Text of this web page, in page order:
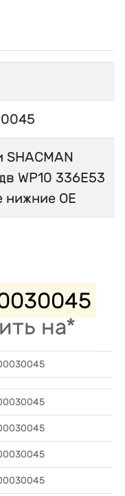
WP10 336E53
OE
на*